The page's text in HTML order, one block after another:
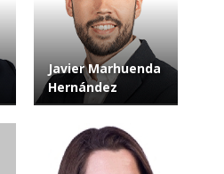
Javier Marhuenda
Hernández